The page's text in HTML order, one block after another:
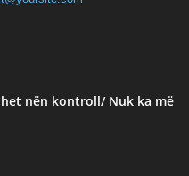
nën kontroll/ Nuk ka më